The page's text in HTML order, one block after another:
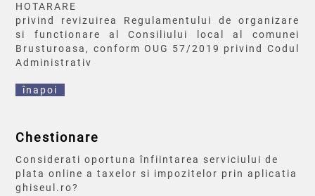
HOTARARE
privind revizuirea Regulamentului de organizare
si functionare al Consiliului local al comunei
Brusturoasa, conform OUG 57/2019 privind Codul
Administrativ
înapoi
Chestionare
Considerati oportuna înfiintarea serviciului de
plata online a taxelor si impozitelor prin aplicatia
ghiseul.ro?